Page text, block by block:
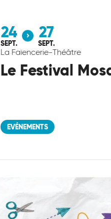
24
SEPT.
27
SEPT.
La Faïencerie-Théâtre
Le Festival
EVÉNEMENTS